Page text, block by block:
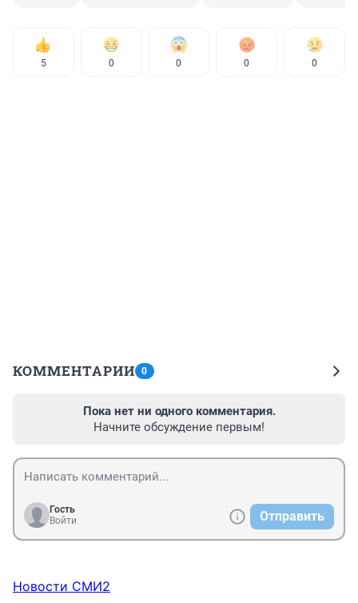
5 0 0 0 0
КОММЕНТАРИИ 0
Пока нет ни одного комментария.
Начните обсуждение первым!
Гость
Войти
Отправить
Новости СМИ2